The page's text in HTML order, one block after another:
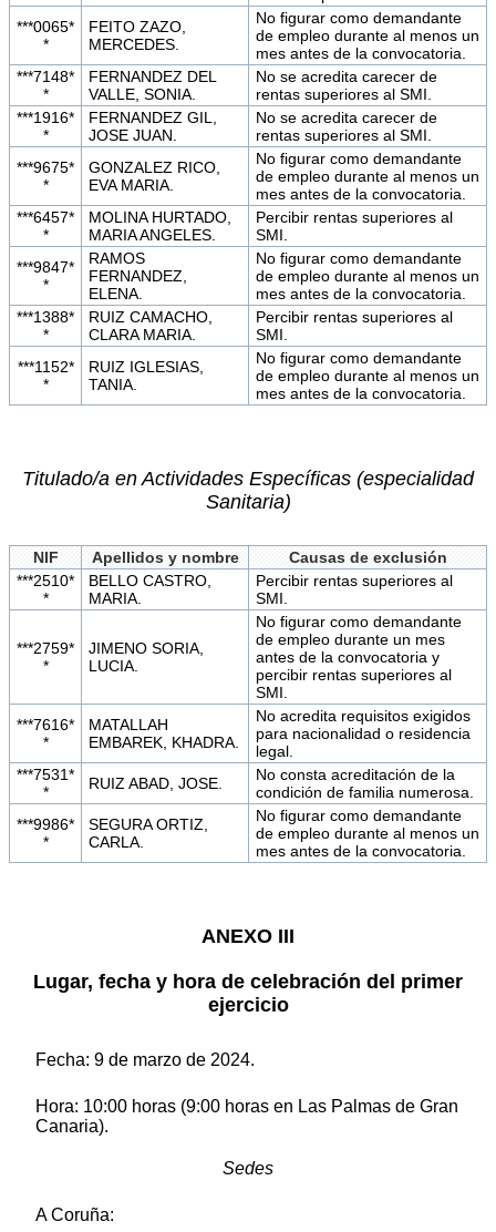
***0065*
*
FEITO ZAZO,
MERCEDES.
No figurar como demandante
de empleo durante al menos un
mes antes de la convocatoria.
***7148*
*
FERNANDEZ DEL
VALLE, SONIA.
No se acredita carecer de
rentas superiores al SMI.
***1916*
*
FERNANDEZ GIL,
JOSE JUAN.
No se acredita carecer de
rentas superiores al SMI.
***9675*
*
GONZALEZ RICO,
EVA MARIA.
No figurar como demandante
de empleo durante al menos un
mes antes de la convocatoria.
***6457*
*
MOLINA HURTADO,
MARIA ANGELES.
Percibir rentas superiores al
SMI.
***9847*
*
RAMOS
FERNANDEZ,
ELENA.
No figurar como demandante
de empleo durante al menos un
mes antes de la convocatoria.
***1388*
*
RUIZ CAMACHO,
CLARA MARIA.
Percibir rentas superiores al
SMI.
***1152*
*
RUIZ IGLESIAS,
TANIA.
No figurar como demandante
de empleo durante al menos un
mes antes de la convocatoria.
Titulado/a en Actividades Específicas (especialidad
Sanitaria)
NIF Apellidos y nombre
Causas de exclusión
***2510*
*
BELLO CASTRO,
MARIA.
Percibir rentas superiores al
SMI.
***2759*
*
JIMENO SORIA,
LUCIA.
No figurar como demandante
de empleo durante un mes
antes de la convocatoria y
percibir rentas superiores al
SMI.
***7616*
*
MATALLAH
EMBAREK, KHADRA.
No acredita requisitos exigidos
para nacionalidad o residencia
legal.
***7531*
*
RUIZ ABAD, JOSE.
No consta acreditación de la
condición de familia numerosa.
***9986*
*
SEGURA ORTIZ,
CARLA.
No figurar como demandante
de empleo durante al menos un
mes antes de la convocatoria.
ANEXO III
Lugar, fecha y hora de celebración del primer
ejercicio
Fecha: 9 de marzo de 2024.
Hora: 10:00 horas (9:00 horas en Las Palmas de Gran
Canaria).
Sedes
A Coruña: